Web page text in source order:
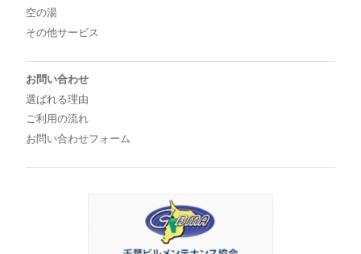
空の湯
その他サービス
お問い合わせ
選ばれる理由
ご利用の流れ
お問い合わせフォーム